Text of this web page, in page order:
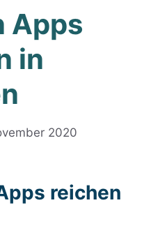
Apps
in
2020
reichen